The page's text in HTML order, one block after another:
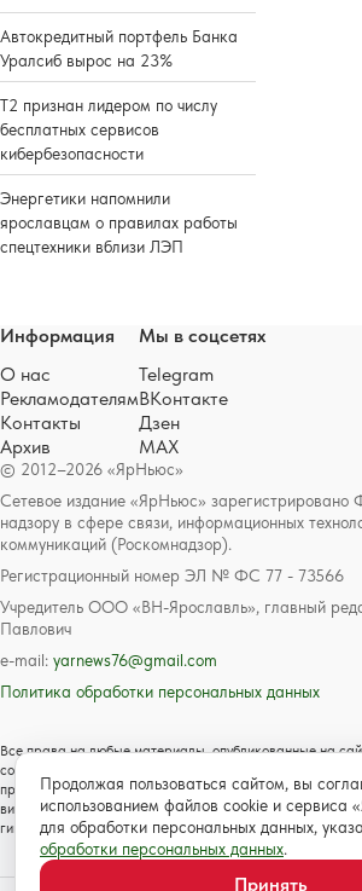
Автокредитный портфель Банка
Уралсиб вырос на 23%
Т2 признан лидером по числу
бесплатных сервисов
кибербезопасности
Энергетики напомнили
ярославцам о правилах работы
спецтехники вблизи ЛЭП
© 2012–2026 «ЯрНьюс»
Сетевое издание «ЯрНьюс» зарегистрировано
надзору в сфере связи, информационных
коммуникаций (Роскомнадзор).
Регистрационный номер ЭЛ № ФС 77 - 73566
Учредитель ООО «ВН-Ярославль», главный
Павлович
e-mail: yarnews76@gmail.com
Политика обработки персональных данных
Все права на любые материалы, опубликованные на
соответствии с российским и международным
праве и смежных правах. Любое использование
видеоматериалов возможно только с согласия
гиперссылкой на сайт https://www.yarnews.net; Для
Информация
О нас
Рекламодателям
Контакты
Архив
Мы в соцсетях
Telegram
ВКонтакте
Дзен
MAX
Продолжая пользоваться сайтом, вы
использованием файлов cookie и сервиса
для обработки персональных данных,
обработки персональных данных.
Принять